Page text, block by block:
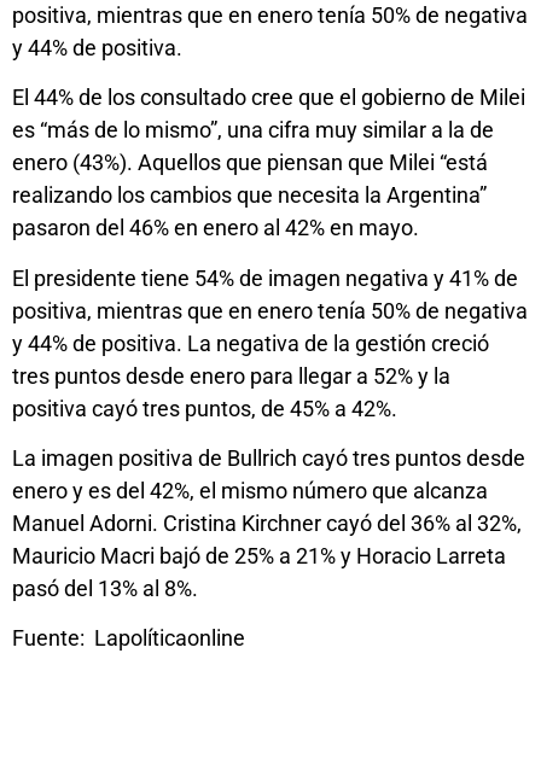
positiva, mientras que en enero tenía 50% de negativa
y 44% de positiva.
El 44% de los consultado cree que el gobierno de Milei
es “más de lo mismo”, una cifra muy similar a la de
enero (43%). Aquellos que piensan que Milei “está
realizando los cambios que necesita la Argentina”
pasaron del 46% en enero al 42% en mayo.
El presidente tiene 54% de imagen negativa y 41% de
positiva, mientras que en enero tenía 50% de negativa
y 44% de positiva. La negativa de la gestión creció
tres puntos desde enero para llegar a 52% y la
positiva cayó tres puntos, de 45% a 42%.
La imagen positiva de Bullrich cayó tres puntos desde
enero y es del 42%, el mismo número que alcanza
Manuel Adorni. Cristina Kirchner cayó del 36% al 32%,
Mauricio Macri bajó de 25% a 21% y Horacio Larreta
pasó del 13% al 8%.
Fuente: Lapolíticaonline